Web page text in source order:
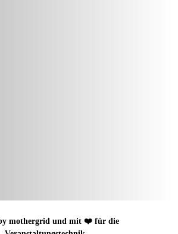
mothergrid und mit ❤️ für die